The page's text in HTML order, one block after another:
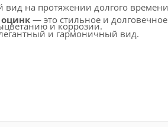
вид на протяжении долгого
и коррозии.
— это стильное и
и гармоничный вид.